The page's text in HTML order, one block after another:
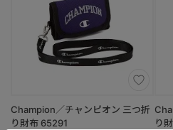
Champion／チャンピオン 三つ折
り財布 65291
り